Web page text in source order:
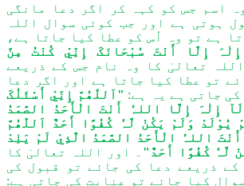
اسم جس کو کہہ کر اگر دعا مانگی
ہوتی ہے اور جب کوئی سوال اللہ
ہے تو وہ اُس کو عطا کیا جاتا ہے،
إِلَّا أَنْتَ سُبْحَانَکَ إِنِّيْ کُنْتُ مِنَّ
اللہ تعالیٰ کا وہ نام جس کے ذریعے
تو عطا کیا جاتا ہے اور اگر دعا
جاتی ہے یہ ہے: "اَللّٰھُمَّ إِنِّيْ أَسْئَلُکَ
إِلٰہَ إِلَّا اللہُ أَنْتَ الْأَحَدُ الصَّمَدُ
یُوْلَدْ وَلَمْ یَکُنْ لَّہٗ کُفُوًا أَحَدٌ اَللّٰھُمَّ
اللہُ الْأَحَدُ الصَّمَدُ الَّذِيْ لَمْ یَلِدْ
لَّہٗ کُفُوًا أَحَدٌ" ۔ اور اللہ تعالیٰ کا
کے ذریعے دعا کی جائے تو قبول کی
کیا جائے تو عنایت کی جاتی ہے: